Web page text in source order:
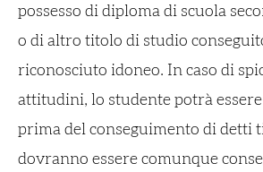
possesso di diploma di scuola
o di altro titolo di studio
riconosciuto idoneo. In caso di
attitudini, lo studente potrà
prima del conseguimento di detti
dovranno essere comunque